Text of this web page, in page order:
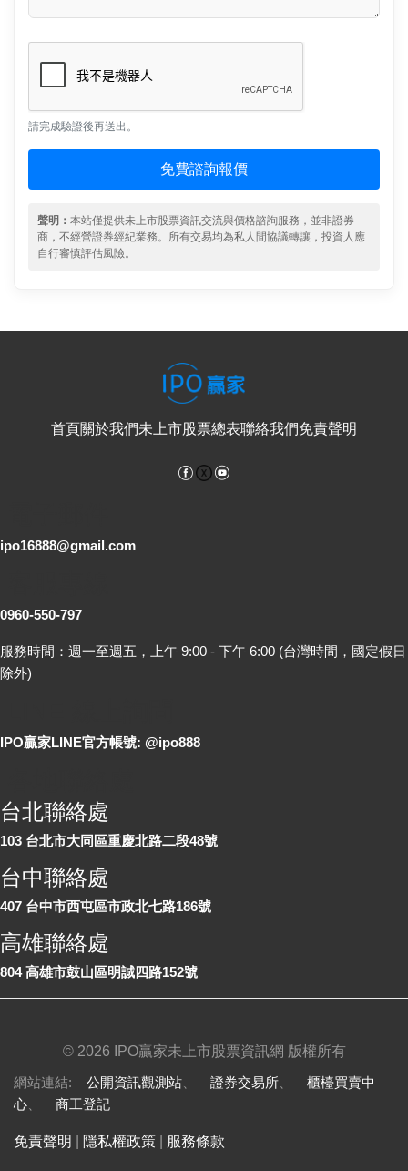
請完成驗證後再送出。
免費諮詢報價
聲明： 本站僅提供未上市股票資訊交流與價格諮詢服務，並非證券
商，不經營證券經紀業務。所有交易均為私人間協議轉讓，投資人應
自行審慎評估風險。
首頁關於我們未上市股票總表聯絡我們免責聲明
Facebook
ipo16888@gmail.com
0960-550-797
服務時間：週一至週五，上午 9:00 - 下午 6:00 (台灣時間，國定假日
除外)
IPO贏家LINE官方帳號: @ipo888
台北聯絡處
103 台北市大同區重慶北路二段48號
台中聯絡處
407 台中市西屯區市政北七路186號
高雄聯絡處
804 高雄市鼓山區明誠四路152號
© 2026 IPO贏家未上市股票資訊網 版權所有
網站連結: 公開資訊觀測站 證券交易所
櫃檯買賣中
心
商工登記
免責聲明 隱私權政策 服務條款